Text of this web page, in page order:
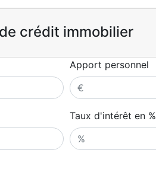
crédit immobilier
Apport personnel
Taux d'intérêt en %